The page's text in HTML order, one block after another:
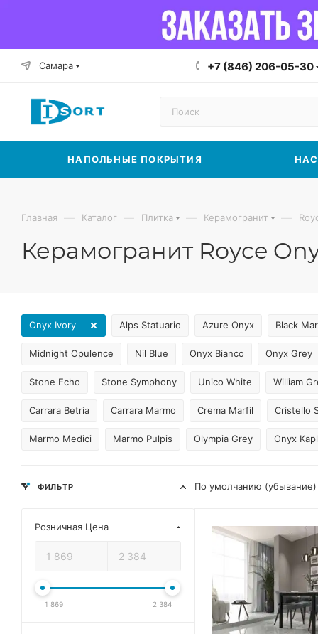
Самара +7 (846) 206-05-30
НАПОЛЬНЫЕ ПОКРЫТИЯ
Главная — Каталог — Плитка — Керамогранит —
Керамогранит Royce
Alps Statuario Azure Onyx Black
Midnight Opulence Nil Blue Onyx Bianco Onyx Grey
Stone Echo Stone Symphony Unico White William
Carrara Betria Carrara Marmo Crema Marfil Cristello
Marmo Medici Marmo Pulpis Olympia Grey
Onyx Ivory
Onyx
По умолчанию (убывание)
ФИЛЬТР
Розничная Цена
1 869 2 384